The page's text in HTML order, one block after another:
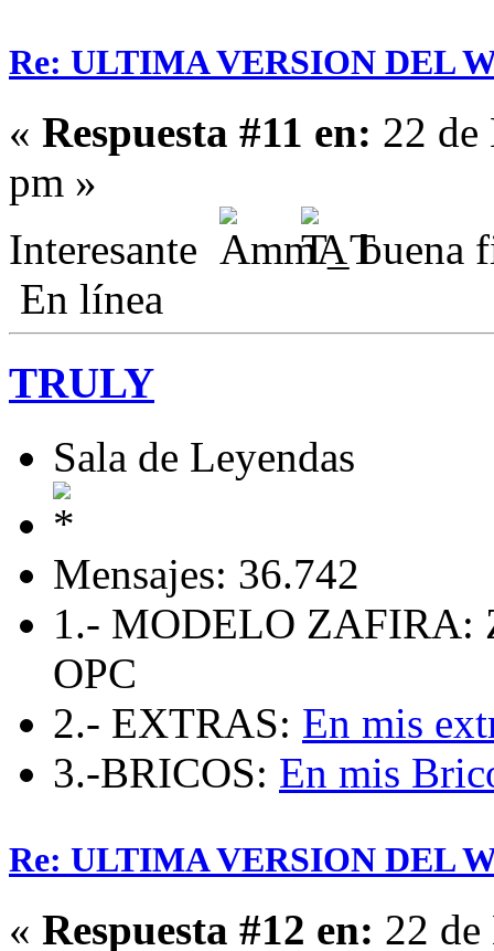
Re: ULTIMA VERSION DEL
« Respuesta #11 en: 22 de
pm »
Interesante
buena
En línea
TRULY
Sala de Leyendas
Mensajes: 36.742
1.- MODELO ZAFIRA:
OPC
2.- EXTRAS: En mis
3.-BRICOS: En mis
Re: ULTIMA VERSION DEL
« Respuesta #12 en: 22